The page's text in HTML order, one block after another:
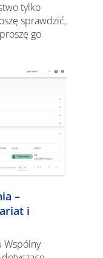
tylko
sprawdzić,
go
–
i
Wspólny